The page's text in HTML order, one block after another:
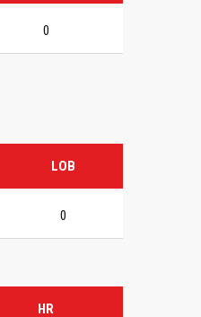
0
LOB
0
HR